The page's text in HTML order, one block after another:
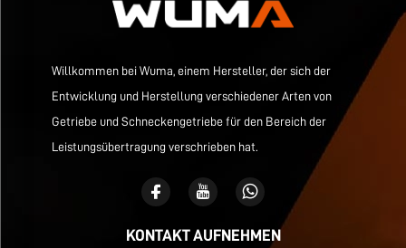
Willkommen bei Wuma, einem Hersteller, der sich der
Entwicklung und Herstellung verschiedener Arten von
Getriebe und Schneckengetriebe für den Bereich der
Leistungsübertragung verschrieben hat.
KONTAKT AUFNEHMEN